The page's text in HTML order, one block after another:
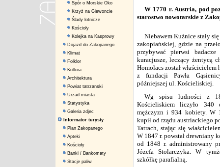
Spór o Morskie Oko
Krzyż na Giewoncie
Ślady lotnicze
Kościoły
Kolejka na Kasprowy
Dojazd do Zakopanego
Klimat
Folklor
Kultura
Architektura
Powiat tatrzanski
Urzad miasta
Statystyka
Galeria zdjec
Informator turysty
Plan Zakopanego
Apteki
Kościoły
Banki / Bankomaty
Stacje paliw
W 1770 r. Austria, pod
starostwo nowotarskie z
Niebawem Kuźnice stały
zakopiańskiej, gdzie na
przybywać pierwsi
kuracjusze, leczący żentycą
Homolacs został właścicielem
z fundacji Pawła
późniejszej ul. Kościeliskiej.
Wg spisu ludności z
Kościeliskiem liczyło
mężczyzn i 934 kobiety. W
kupił od rządu austriackiego
Tatrach, stając się
W 1847 r. powstał drewniany
od 1848 r. administrowany
Józefa Stolarczyka. W
szkółkę parafialną.